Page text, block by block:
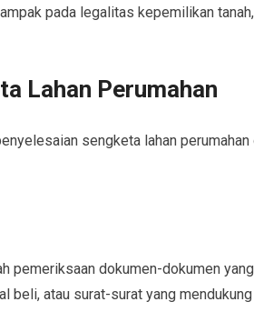
pada legalitas kepemilikan tanah,
Lahan Perumahan
sengketa lahan perumahan
pemeriksaan dokumen-dokumen yang
beli, atau surat-surat yang mendukung